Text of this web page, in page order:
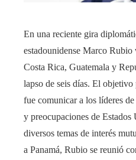
En una reciente gira
estadounidense Marco
Costa Rica, Guatemala y
lapso de seis días. El
fue comunicar a los líderes
y preocupaciones de
diversos temas de interés
a Panamá, Rubio se reunió